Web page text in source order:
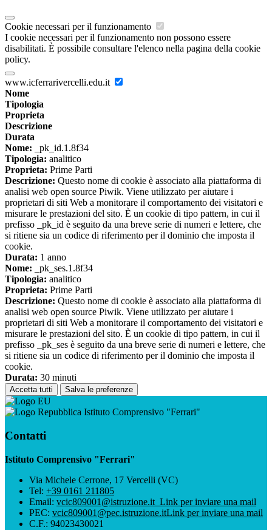
Cookie necessari per il funzionamento
I cookie necessari per il funzionamento non possono essere
disabilitati. È possibile consultare l'elenco nella pagina della cookie
policy.
www.icferrarivercelli.edu.it
Nome
Tipologia
Proprieta
Descrizione
Durata
Nome: _pk_id.1.8f34
Tipologia: analitico
Proprieta: Prime Parti
Descrizione: Questo nome di cookie è associato alla piattaforma di
analisi web open source Piwik. Viene utilizzato per aiutare i
proprietari di siti Web a monitorare il comportamento dei visitatori e
misurare le prestazioni del sito. È un cookie di tipo pattern, in cui il
prefisso _pk_id è seguito da una breve serie di numeri e lettere, che
si ritiene sia un codice di riferimento per il dominio che imposta il
cookie.
Durata: 1 anno
Nome: _pk_ses.1.8f34
Tipologia: analitico
Proprieta: Prime Parti
Descrizione: Questo nome di cookie è associato alla piattaforma di
analisi web open source Piwik. Viene utilizzato per aiutare i
proprietari di siti Web a monitorare il comportamento dei visitatori e
misurare le prestazioni del sito. È un cookie di tipo pattern, in cui il
prefisso _pk_ses è seguito da una breve serie di numeri e lettere, che
si ritiene sia un codice di riferimento per il dominio che imposta il
cookie.
Durata: 30 minuti
Accetta tutti Salva le preferenze
Istituto Comprensivo "Ferrari"
Contatti
Istituto Comprensivo "Ferrari"
Via Michele Cerrone, 17 Vercelli (VC)
Tel: +39 0161 211805
Email: vcic809001@istruzione.it Link per inviare una mail
PEC: vcic809001@pec.istruzione.itLink per inviare una mail
C.F.: 94023430021